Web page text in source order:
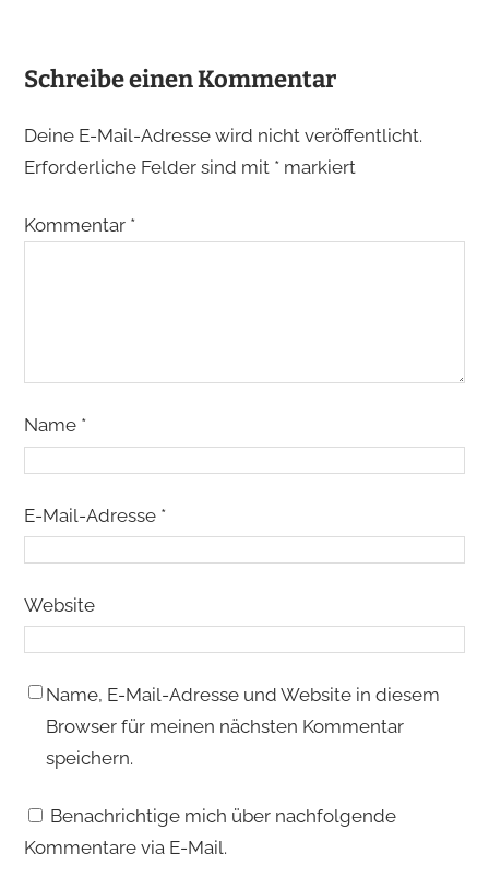
Schreibe einen Kommentar
Deine E-Mail-Adresse wird nicht veröffentlicht.
Erforderliche Felder sind mit *markiert
Kommentar *
Name *
E-Mail-Adresse *
Website
Name, E-Mail-Adresse und Website in diesem
Browser für meinen nächsten Kommentar
speichern.
Benachrichtige mich über nachfolgende
Kommentare via E-Mail.